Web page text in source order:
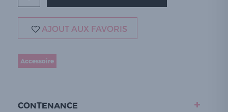
AJOUT AUX FAVORIS
Accessoire
CONTENANCE